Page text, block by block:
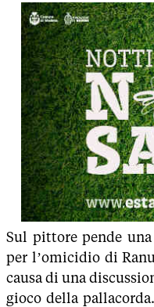
Sul pittore pende
per l’omicidio di
causa di una
gioco della